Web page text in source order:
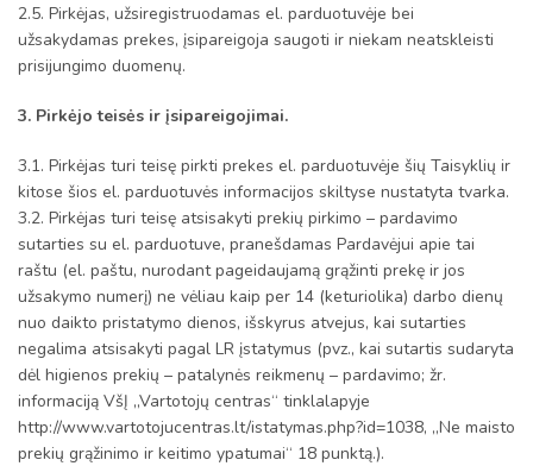
2.5. Pirkėjas, užsiregistruodamas el. parduotuvėje bei
užsakydamas prekes, įsipareigoja saugoti ir niekam neatskleisti
prisijungimo duomenų.
3. Pirkėjo teisės ir įsipareigojimai.
3.1. Pirkėjas turi teisę pirkti prekes el. parduotuvėje šių Taisyklių ir
kitose šios el. parduotuvės informacijos skiltyse nustatyta tvarka.
3.2. Pirkėjas turi teisę atsisakyti prekių pirkimo – pardavimo
sutarties su el. parduotuve, pranešdamas Pardavėjui apie tai
raštu (el. paštu, nurodant pageidaujamą grąžinti prekę ir jos
užsakymo numerį) ne vėliau kaip per 14 (keturiolika) darbo dienų
nuo daikto pristatymo dienos, išskyrus atvejus, kai sutarties
negalima atsisakyti pagal LR įstatymus (pvz., kai sutartis sudaryta
dėl higienos prekių – patalynės reikmenų – pardavimo; žr.
informaciją VšĮ „Vartotojų centras“ tinklalapyje
http://www.vartotojucentras.lt/istatymas.php?id=1038, „Ne maisto
prekių grąžinimo ir keitimo ypatumai“ 18 punktą.).